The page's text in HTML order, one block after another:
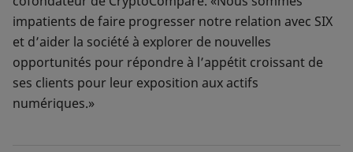
impatients de faire progresser notre relation avec SIX
et d’aider la société à explorer de nouvelles
opportunités pour répondre à l’appétit croissant de
ses clients pour leur exposition aux actifs
numériques.»